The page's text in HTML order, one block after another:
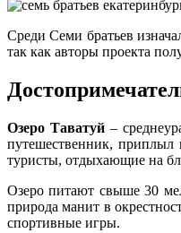
Среди Семи братьев
так как авторы проекта
Озеро Таватуй –
путешественник, приплыл
туристы, отдыхающие на
Озеро питают свыше 30
природа манит в
спортивные игры.